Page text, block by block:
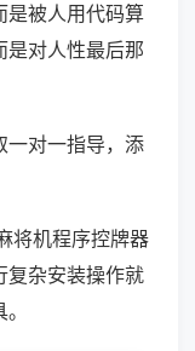
是被人用代码算
是对人性最后那
一对一指导，添
将机程序控牌器
复杂安装操作就